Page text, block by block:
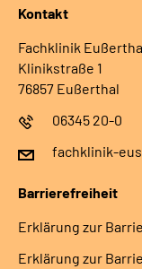
Kontakt
Fachklinik
Klinikstraße 1
76857 Eußerthal
06345 20-0
fachklinik-
Barrierefreiheit
Erklärung zur
Erklärung zur